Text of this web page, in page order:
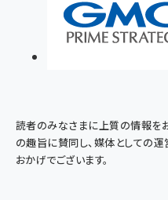
読者のみなさまに上質の情報を
の趣旨に賛同し、媒体としての
おかげでございます。